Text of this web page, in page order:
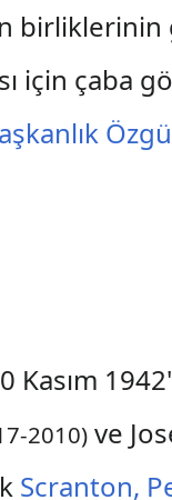
birliklerinin
için çaba
Kasım
2010) ve
Scranton,